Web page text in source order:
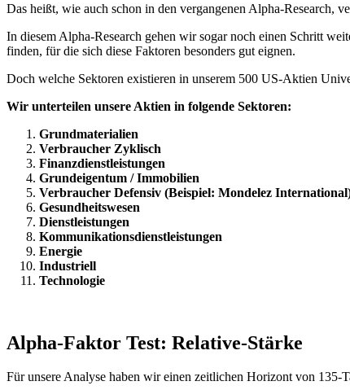
Das heißt, wie auch schon in den vergangenen Alpha-Research,
In diesem Alpha-Research gehen wir sogar noch einen Schritt
finden, für die sich diese Faktoren besonders gut eignen.
Doch welche Sektoren existieren in unserem 500 US-Aktien
Wir unterteilen unsere Aktien in folgende Sektoren:
Grundmaterialien
Verbraucher Zyklisch
Finanzdienstleistungen
Grundeigentum / Immobilien
Verbraucher Defensiv (Beispiel: Mondelez
Gesundheitswesen
Dienstleistungen
Kommunikationsdienstleistungen
Energie
Industriell
Technologie
Alpha-Faktor Test: Relative-Stärke
Für unsere Analyse haben wir einen zeitlichen Horizont von 135-